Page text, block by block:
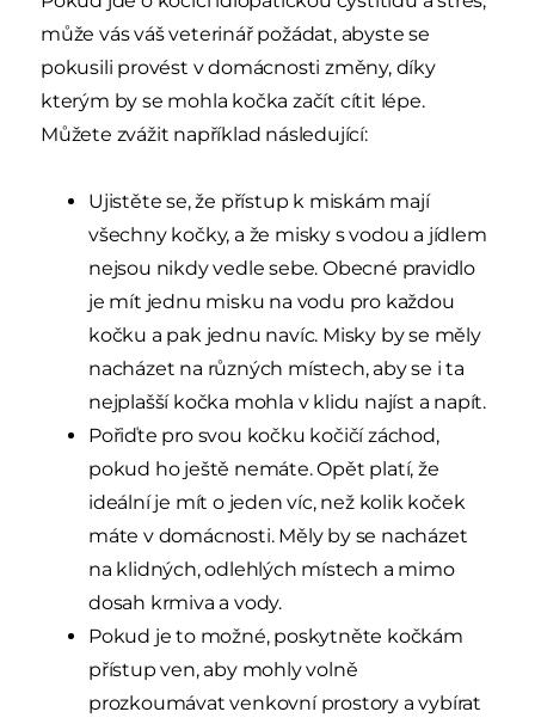
může vás váš veterinář požádat, abyste se
pokusili provést v domácnosti změny, díky
kterým by se mohla kočka začít cítit lépe.
Můžete zvážit například následující:
Ujistěte se, že přístup k miskám mají
všechny kočky, a že misky s vodou a jídlem
nejsou nikdy vedle sebe. Obecné pravidlo
je mít jednu misku na vodu pro každou
kočku a pak jednu navíc. Misky by se měly
nacházet na různých místech, aby se i ta
nejplašší kočka mohla v klidu najíst a napít.
Pořiďte pro svou kočku kočičí záchod,
pokud ho ještě nemáte. Opět platí, že
ideální je mít o jeden víc, než kolik koček
máte v domácnosti. Měly by se nacházet
na klidných, odlehlých místech a mimo
dosah krmiva a vody.
Pokud je to možné, poskytněte kočkám
přístup ven, aby mohly volně
prozkoumávat venkovní prostory a vybírat